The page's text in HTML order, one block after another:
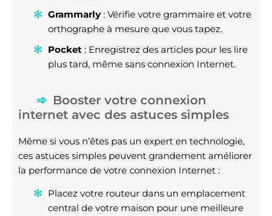
Grammarly : Vérifie votre grammaire et votre
orthographe à mesure que vous tapez.
Pocket : Enregistrez des articles pour les lire
plus tard, même sans connexion Internet.
Booster votre connexion
internet avec des astuces simples
Même si vous n’êtes pas un expert en technologie,
ces astuces simples peuvent grandement améliorer
la performance de votre connexion Internet :
Placez votre routeur dans un emplacement
central de votre maison pour une meilleure